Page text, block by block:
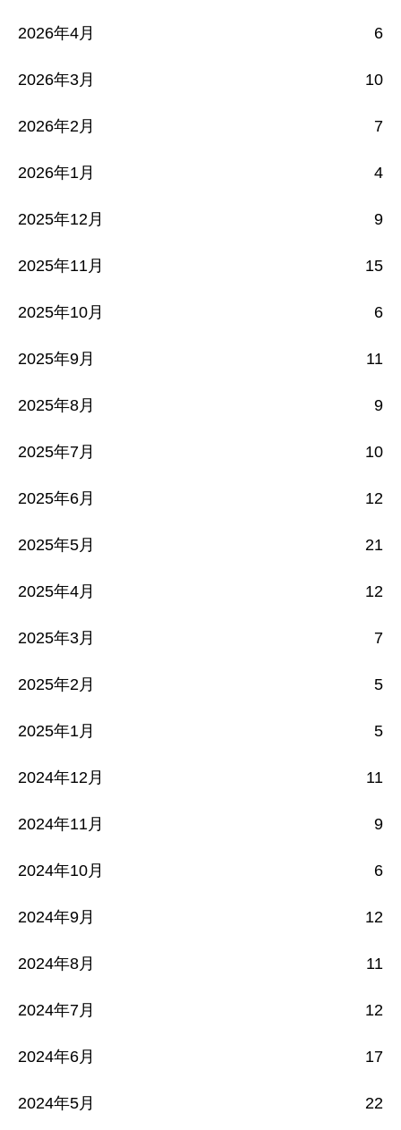
2026年4月 6
2026年3月 10
2026年2月 7
2026年1月 4
2025年12月 9
2025年11月 15
2025年10月 6
2025年9月 11
2025年8月 9
2025年7月 10
2025年6月 12
2025年5月 21
2025年4月 12
2025年3月 7
2025年2月 5
2025年1月 5
2024年12月 11
2024年11月 9
2024年10月 6
2024年9月 12
2024年8月 11
2024年7月 12
2024年6月 17
2024年5月 22